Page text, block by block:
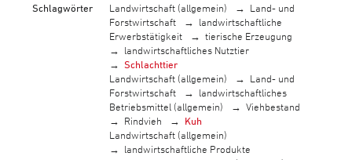
Schlagwörter
Landwirtschaft (allgemein)
Land- und
Forstwirtschaft
landwirtschaftliche
Erwerbstätigkeit
tierische Erzeugung
landwirtschaftliches Nutztier
Schlachttier
Landwirtschaft (allgemein)
Land- und
Forstwirtschaft
landwirtschaftliches
Betriebsmittel (allgemein)
Viehbestand
Rindvieh
Kuh
Landwirtschaft (allgemein)
landwirtschaftliche Produkte